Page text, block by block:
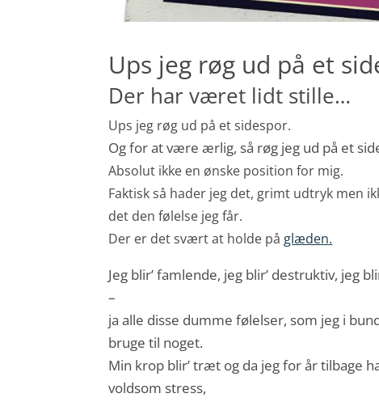
Ups jeg røg ud på et
Der har været lidt stille…
Ups jeg røg ud på et sidespor.
Og for at være ærlig, så røg jeg ud på et
Absolut ikke en ønske position for mig.
Faktisk så hader jeg det, grimt udtryk men
det den følelse jeg får.
Der er det svært at holde på glæden.
Jeg blir’ famlende, jeg blir’ destruktiv, jeg
–
ja alle disse dumme følelser, som jeg i
bruge til noget.
Min krop blir’ træt og da jeg for år tilbage
voldsom stress,